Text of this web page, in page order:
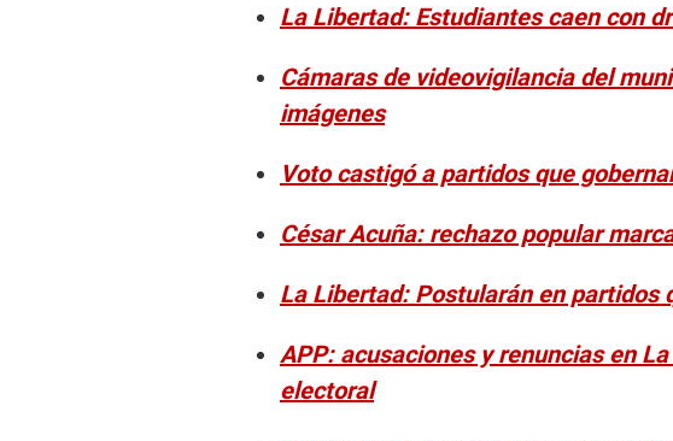
La Libertad: Estudiantes caen con
Cámaras de videovigilancia del
imágenes
Voto castigó a partidos que
César Acuña: rechazo popular
La Libertad: Postularán en partidos
APP: acusaciones y renuncias en
electoral